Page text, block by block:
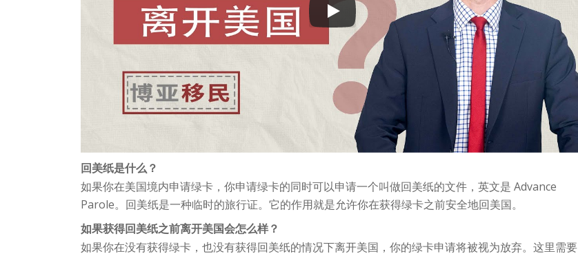
回美纸是什么？
如果你在美国境内申请绿卡，你申请绿卡的同时可以申请一个叫做回美纸的文件，英文是 Advance
Parole。回美纸是一种临时的旅行证。它的作用就是允许你在获得绿卡之前安全地回美国。
如果获得回美纸之前离开美国会怎么样？
如果你在没有获得绿卡，也没有获得回美纸的情况下离开美国，你的绿卡申请将被视为放弃。这里需要